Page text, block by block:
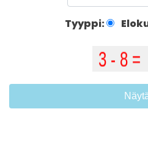
Tyyppi: